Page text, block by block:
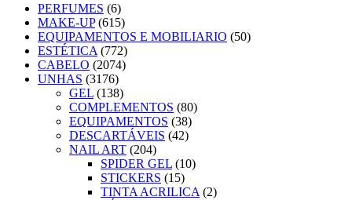
PERFUMES (6)
MAKE-UP (615)
EQUIPAMENTOS E MOBILIARIO (50)
ESTÉTICA (772)
CABELO (2074)
UNHAS (3176)
GEL (138)
COMPLEMENTOS (80)
EQUIPAMENTOS (38)
DESCARTÁVEIS (42)
NAIL ART (204)
SPIDER GEL (10)
STICKERS (15)
TINTA ACRILICA (2)